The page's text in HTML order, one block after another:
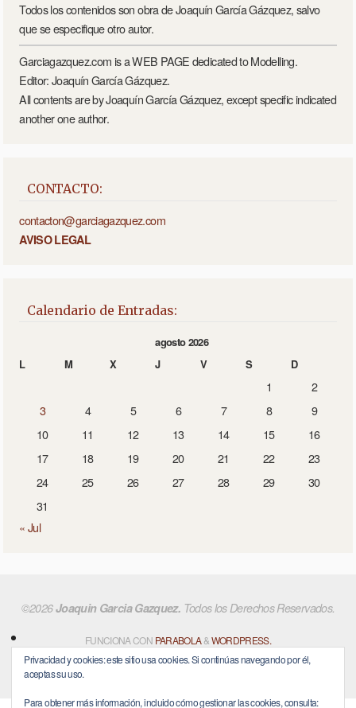
Todos los contenidos son obra de Joaquín García Gázquez, salvo
que se especifique otro autor.
Garciagazquez.com is a WEB PAGE dedicated to Modelling.
Editor: Joaquín García Gázquez.
All contents are by Joaquín García Gázquez, except specific indicated
another one author.
CONTACTO:
contacton@garciagazquez.com
AVISO LEGAL
Calendario de Entradas:
agosto 2026
L
M X J V S D
1
2
3
4 5 6 7 8
9
10
11 12 13 14 15
16
17
18 19 20 21 22
23
24
25 26 27 28 29
30
31
« Jul
©2026Joaquin Garcia Gazquez. Todos los Derechos Reservados.
FUNCIONA CON PARABOLA&WORDPRESS.
Privacidad y cookies: este sitio usa cookies. Si continúas navegando por él,
aceptas su uso.
Para obtener más información, incluido cómo gestionar las cookies, consulta: